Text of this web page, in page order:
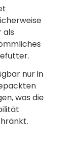
als
nur in
was die